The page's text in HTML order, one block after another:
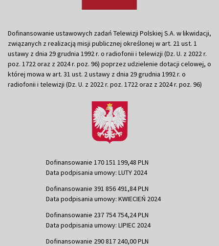
Dofinansowanie ustawowych zadań Telewizji Polskiej S.A. w likwidacji,
związanych z realizacją misji publicznej określonej w art. 21 ust. 1
ustawy z dnia 29 grudnia 1992 r. o radiofonii i telewizji (Dz. U. z 2022 r.
poz. 1722 oraz z 2024 r. poz. 96) poprzez udzielenie dotacji celowej, o
której mowa w art. 31 ust. 2 ustawy z dnia 29 grudnia 1992 r. o
radiofonii i telewizji (Dz. U. z 2022 r. poz. 1722 oraz z 2024 r. poz. 96)
Dofinansowanie 170 151 199,48 PLN
Data podpisania umowy: LUTY 2024
Dofinansowanie 391 856 491,84 PLN
Data podpisania umowy: KWIECIEŃ 2024
Dofinansowanie 237 754 754,24 PLN
Data podpisania umowy: LIPIEC 2024
Dofinansowanie 290 817 240,00 PLN